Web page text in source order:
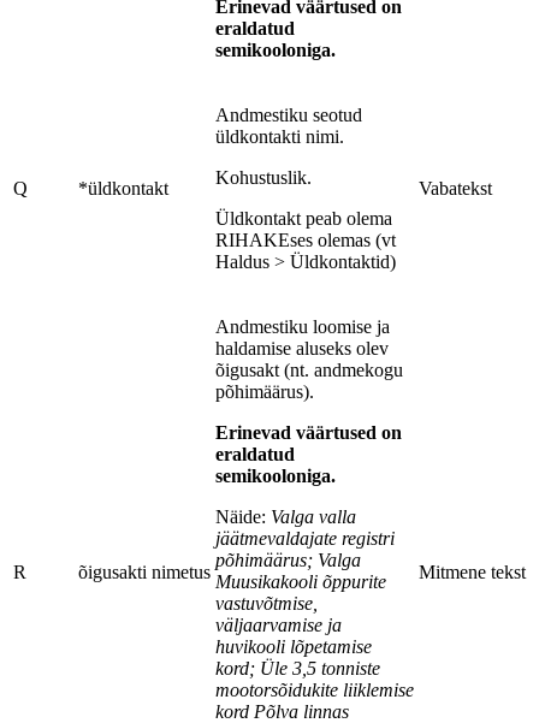
Erinevad väärtused on
eraldatud
semikooloniga.
Q *üldkontakt
Andmestiku seotud
üldkontakti nimi.
Kohustuslik.
Üldkontakt peab olema
RIHAKEses olemas (vt
Haldus > Üldkontaktid)
Vabatekst
R õigusakti nimetus
Andmestiku loomise ja
haldamise aluseks olev
õigusakt (nt. andmekogu
põhimäärus).
Erinevad väärtused on
eraldatud
semikooloniga.
Näide: Valga valla
jäätmevaldajate registri
põhimäärus; Valga
Muusikakooli õppurite
vastuvõtmise,
väljaarvamise ja
huvikooli lõpetamise
kord; Üle 3,5 tonniste
mootorsõidukite liiklemise
kord Põlva linnas
Mitmene tekst